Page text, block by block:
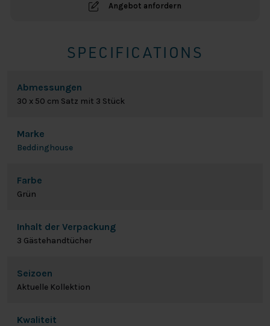
Angebot anfordern
SPECIFICATIONS
Abmessungen
30 x 50 cm Satz mit 3 Stück
Marke
Beddinghouse
Farbe
Grün
Inhalt der Verpackung
3 Gästehandtücher
Seizoen
Aktuelle Kollektion
Kwaliteit